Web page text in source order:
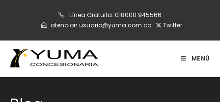
Línea Gratuita: 018000 945566
atencion.usuario@yuma.com.co
Twitter
MENÚ